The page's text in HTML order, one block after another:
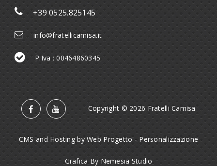
+39 0525.825145
info@fratellicamisa.it
P.Iva : 00464860345
Copyright © 2026 Fratelli Camisa
CMS and Hosting by Web Progetto- Personalizzazione
Grafica By Nemesia Studio